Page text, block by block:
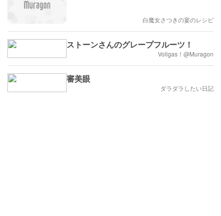
白魔女さつきの宴のレシピ
ストーンさんのグレープフルーツ！
Vollgas！@Muragon
審美眼
ダラダラしたい日記